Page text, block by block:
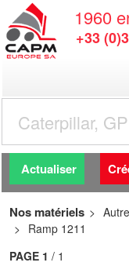
1960
+33
Actualiser
Nos matériels
Ramp 1211
PAGE 1 / 1